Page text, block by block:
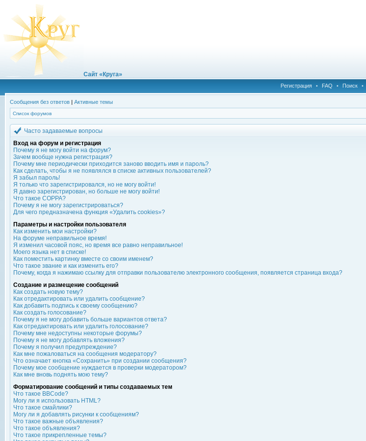
Сайт «Круга»
Регистрация • FAQ • Поиск •
Сообщения без ответов | Активные темы
Список форумов
Часто задаваемые вопросы
Вход на форум и регистрация
Почему я не могу войти на форум?
Зачем вообще нужна регистрация?
Почему мне периодически приходится заново вводить имя и пароль?
Как сделать, чтобы я не появлялся в списке активных пользователей?
Я забыл пароль!
Я только что зарегистрировался, но не могу войти!
Я давно зарегистрирован, но больше не могу войти!
Что такое COPPA?
Почему я не могу зарегистрироваться?
Для чего предназначена функция «Удалить cookies»?
Параметры и настройки пользователя
Как изменить мои настройки?
На форуме неправильное время!
Я изменил часовой пояс, но время все равно неправильное!
Моего языка нет в списке!
Как поместить картинку вместе со своим именем?
Что такое звание и как изменить его?
Почему, когда я нажимаю ссылку для отправки пользователю электронного сообщения, появляется страница входа?
Создание и размещение сообщений
Как создать новую тему?
Как отредактировать или удалить сообщение?
Как добавить подпись к своему сообщению?
Как создать голосование?
Почему я не могу добавить больше вариантов ответа?
Как отредактировать или удалить голосование?
Почему мне недоступны некоторые форумы?
Почему я не могу добавлять вложения?
Почему я получил предупреждение?
Как мне пожаловаться на сообщения модератору?
Что означает кнопка «Сохранить» при создании сообщения?
Почему мое сообщение нуждается в проверки модератором?
Как мне вновь поднять мою тему?
Форматирование сообщений и типы создаваемых тем
Что такое BBCode?
Могу ли я использовать HTML?
Что такое смайлики?
Могу ли я добавлять рисунки к сообщениям?
Что такое важные объявления?
Что такое объявления?
Что такое прикрепленные темы?